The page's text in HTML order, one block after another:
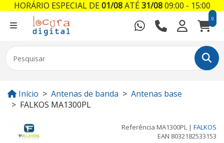
0
Início Antenas de banda
Antenas base
FALKOS MA1300PL
Referência MA1300PL | FALKOS
EAN 8032182533153
HORÁRIO ESPECIAL DE01/08ATÉ31/0809:00 - 15:00